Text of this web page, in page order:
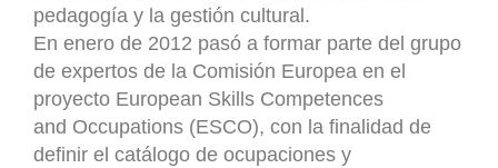
pedagogía y la gestión cultural.
En enero de 2012 pasó a formar parte del grupo
de expertos de la Comisión Europea en el
proyecto European Skills Competences
and Occupations (ESCO), con la finalidad de
definir el catálogo de ocupaciones y